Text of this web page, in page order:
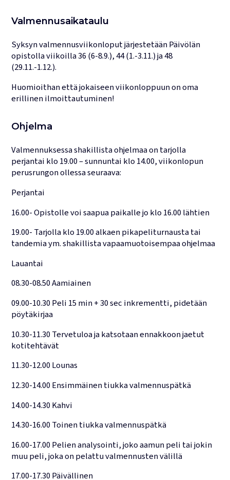
Valmennusaikataulu
Syksyn valmennusviikonloput järjestetään Päivölän
opistolla viikoilla 36 (6-8.9.), 44 (1.-3.11.) ja 48
(29.11.-1.12.).
Huomioithan että jokaiseen viikonloppuun on oma
erillinen ilmoittautuminen!
Ohjelma
Valmennuksessa shakillista ohjelmaa on tarjolla
perjantai klo 19.00 – sunnuntai klo 14.00, viikonlopun
perusrungon ollessa seuraava:
Perjantai
16.00- Opistolle voi saapua paikalle jo klo 16.00 lähtien
19.00- Tarjolla klo 19.00 alkaen pikapeliturnausta tai
tandemia ym. shakillista vapaamuotoisempaa ohjelmaa
Lauantai
08.30-08.50 Aamiainen
09.00-10.30 Peli 15 min + 30 sec inkrementti, pidetään
pöytäkirjaa
10.30-11.30 Tervetuloa ja katsotaan ennakkoon jaetut
kotitehtävät
11.30-12.00 Lounas
12.30-14.00 Ensimmäinen tiukka valmennuspätkä
14.00-14.30 Kahvi
14.30-16.00 Toinen tiukka valmennuspätkä
16.00-17.00 Pelien analysointi, joko aamun peli tai jokin
muu peli, joka on pelattu valmennusten välillä
17.00-17.30 Päivällinen